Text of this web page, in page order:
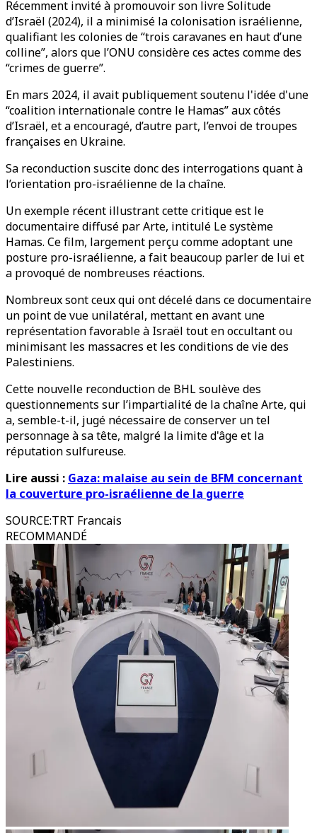
Récemment invité à promouvoir son livre Solitude
d’Israël (2024), il a minimisé la colonisation israélienne,
qualifiant les colonies de “trois caravanes en haut d’une
colline”, alors que l’ONU considère ces actes comme des
“crimes de guerre”.
En mars 2024, il avait publiquement soutenu l'idée d'une
“coalition internationale contre le Hamas” aux côtés
d’Israël, et a encouragé, d’autre part, l’envoi de troupes
françaises en Ukraine.
Sa reconduction suscite donc des interrogations quant à
l’orientation pro-israélienne de la chaîne.
Un exemple récent illustrant cette critique est le
documentaire diffusé par Arte, intitulé Le système
Hamas. Ce film, largement perçu comme adoptant une
posture pro-israélienne, a fait beaucoup parler de lui et
a provoqué de nombreuses réactions.
Nombreux sont ceux qui ont décelé dans ce documentaire
un point de vue unilatéral, mettant en avant une
représentation favorable à Israël tout en occultant ou
minimisant les massacres et les conditions de vie des
Palestiniens.
Cette nouvelle reconduction de BHL soulève des
questionnements sur l’impartialité de la chaîne Arte, qui
a, semble-t-il, jugé nécessaire de conserver un tel
personnage à sa tête, malgré la limite d'âge et la
réputation sulfureuse.
Lire aussi : Gaza: malaise au sein de BFM concernant
la couverture pro-israélienne de la guerre
SOURCE:TRT Francais
RECOMMANDÉ